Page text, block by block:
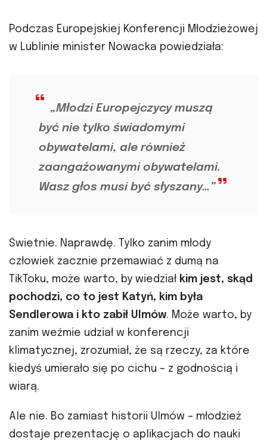
Podczas Europejskiej Konferencji Młodzieżowej
w Lublinie minister Nowacka powiedziała:
„Młodzi Europejczycy muszą
być nie tylko świadomymi
obywatelami, ale również
zaangażowanymi obywatelami.
Wasz głos musi być słyszany…”
Świetnie. Naprawdę. Tylko zanim młody
człowiek zacznie przemawiać z dumą na
TikToku, może warto, by wiedział kim jest, skąd
pochodzi, co to jest Katyń, kim była
Sendlerowa i kto zabił Ulmów. Może warto, by
zanim weźmie udział w konferencji
klimatycznej, zrozumiał, że są rzeczy, za które
kiedyś umierało się po cichu – z godnością i
wiarą.
Ale nie. Bo zamiast historii Ulmów – młodzież
dostaje prezentację o aplikacjach do nauki